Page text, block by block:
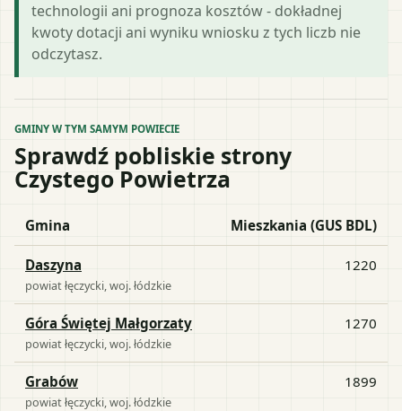
technologii ani prognoza kosztów - dokładnej
kwoty dotacji ani wyniku wniosku z tych liczb nie
odczytasz.
GMINY W TYM SAMYM POWIECIE
Sprawdź pobliskie strony
Czystego Powietrza
Gmina Mieszkania (GUS BDL)
Daszyna
powiatłęczycki , woj.łódzkie
1220
Góra Świętej Małgorzaty
powiatłęczycki , woj.łódzkie
1270
Grabów
powiatłęczycki , woj.łódzkie
1899